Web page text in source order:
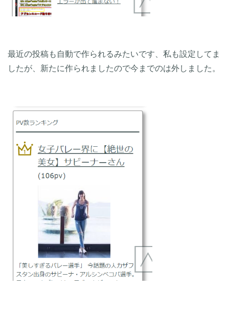
最近の投稿も自動で作られるみたいです、私も設定してま
したが、新たに作られましたので今までのは外しました。